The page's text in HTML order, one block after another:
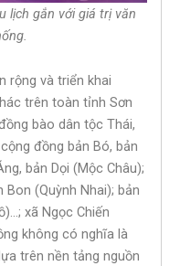
lịch gắn với giá trị văn
.
rộng và triển khai
trên toàn tỉnh Sơn
bào dân tộc Thái,
đồng bản Bó, bản
bản Dọi (Mộc Châu);
Bon (Quỳnh Nhai); bản
xã Ngọc Chiến
không có nghĩa là
trên nền tảng nguồn